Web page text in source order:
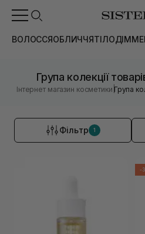
ВОЛОССЯОБЛИЧЧЯТІЛОДІМ
Група колекції
Інтернет магазин косметики |Група
Фільтр 1
-